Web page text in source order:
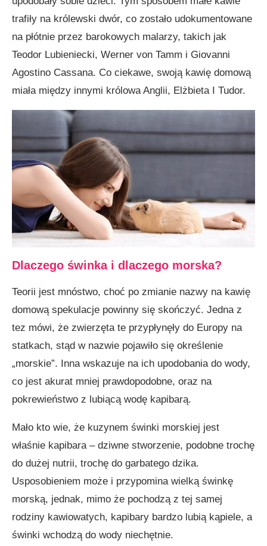
trafiły na królewski dwór, co zostało udokumentowane
na płótnie przez barokowych ma­larzy, takich jak
Teodor Lubieniecki, Werner von Tamm i Gio­vanni
Agostino Cassana. Co ciekawe, swoją kawię domową
miała między innymi królowa Anglii, Elżbieta I Tudor.
Dlaczego świnka i dlaczego morska?
Teorii jest mnóstwo, choć po zmianie nazwy na kawię
domową spekulacje powinny się skończyć. Jedna z
tez mówi, że zwierzęta te przypłynęły do Europy na
statkach, stąd w nazwie pojawiło się określenie
„morskie”. Inna wskazuje na ich upodobania do wody,
co jest akurat mniej prawdopodobne, oraz na
pokrewieństwo z lubiącą wodę kapibarą.
Mało kto wie, że kuzynem świnki morskiej jest
właśnie kapibara – dziwne stworzenie, podobne trochę
do dużej nutrii, trochę do garbatego dzika.
Usposobieniem może i przypomina wielką świnkę
morską, jednak, mimo że pochodzą z tej samej
rodziny kawiowatych, kapibary bardzo lubią kąpiele, a
świnki wchodzą do wody niechętnie.